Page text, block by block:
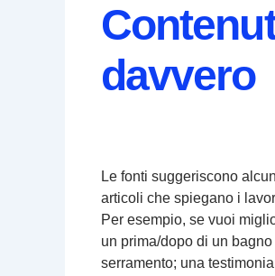
davvero
Le fonti suggeriscono
articoli che spiegano i
Per esempio, se vuoi
un prima/dopo di un
serramento; una